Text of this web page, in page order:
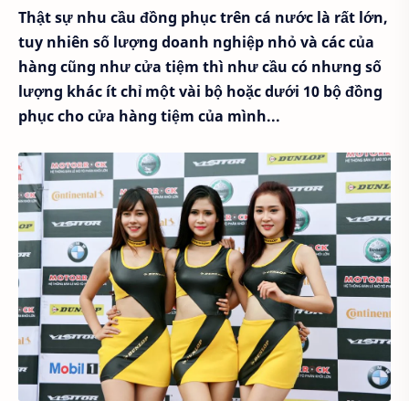
Thật sự nhu cầu đồng phục trên cá nước là rất lớn,
tuy nhiên số lượng doanh nghiệp nhỏ và các của
hàng cũng như cửa tiệm thì như cầu có nhưng số
lượng khác ít chỉ một vài bộ hoặc dưới 10 bộ đồng
phục cho cửa hàng tiệm của mình...